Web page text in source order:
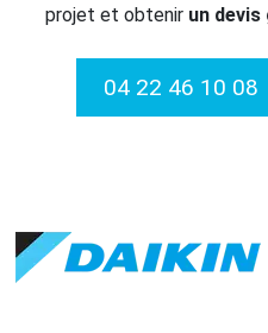
projet et obtenir un
04 22 46 10 08